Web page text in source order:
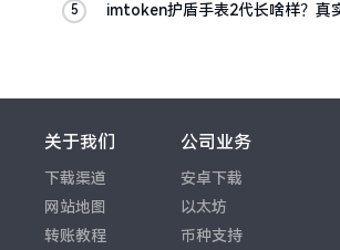
imtoken护盾手表2代长啥样？真
关于我们
下载渠道
网站地图
转账教程
公司业务
安卓下载
以太坊
币种支持